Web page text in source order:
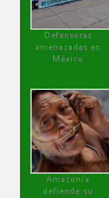
Defensoras
amenazadas en
México
Amazonía
defiende su